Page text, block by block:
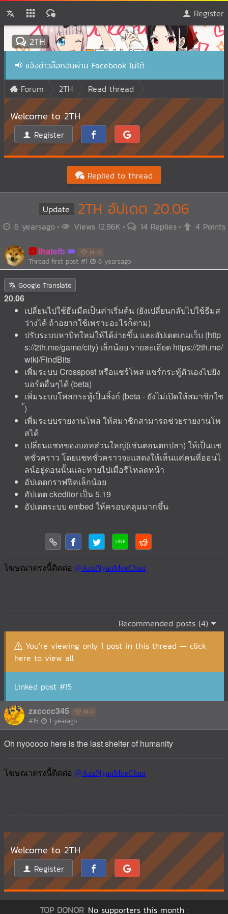
Register
2TH
📢 แจ้งข่าวล๊อกอินผ่าน Facebook ไม่ได้
Forum
2TH Read thread
Welcome to 2TH
Register
Replied to thread
Update 2TH อัปเดต 20.06
6 yearsago Views 12.86K 14 Replies 4 Points
🅰️ ihatefb M-0
Thread first post #1 6 yearsago
Google Translate
20.06
เปลี่ยนไปใช้ธีมมืดเป็นค่าเริ่มต้น (ยังเปลี่ยนกลับไปใช้ธีมส
ว่างได้ ถ้าอยากใช้เพราะอะไรก็ตาม)
ปรับระบบหาบิทใหม่ให้ได้ง่ายขึ้น และอัปเดตเกมเว็บ (http
s://2th.me/game/city) เล็กน้อย รายละเอียด https://2th.me/
wiki/FindBits
เพิ่มระบบ Crosspost หรือแชร์โพส แชร์กระทู้ตัวเองไปยัง
บอร์ดอื่นๆได้ (beta)
เพิ่มระบบโพสกระทู้เป็นลิ้งก์ (beta - ยังไม่เปิดให้สมาชิกใช
้)
เพิ่มระบบรายงานโพส ให้สมาชิกสามารถช่วยรายงานโพ
สได้
เปลี่ยนแชทของบอทส่วนใหญ่(เช่นตอนตกปลา) ให้เป็นแช
ทชั่วคราว โดยแชทชั่วคราวจะแสดงให้เห็นแค่คนที่ออนไ
ลน์อยู่ตอนนั้นและหายไปเมื่อรีโหลดหน้า
อัปเดตกราฟฟิคเล็กน้อย
อัปเดต ckeditor เป็น 5.19
อัปเดตระบบ embed ให้ครอบคลุมมากขึ้น
Recommended posts (4)
You're viewing only 1 post in this thread — click
here to view all
Linked post #15
zxcccc345 M-1
#15 1 yearago
Oh nyooooo here is the last shelter of humanity
Welcome to 2TH
Register
TOP DONOR No supporters this month :